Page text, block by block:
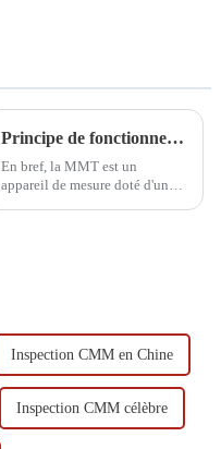
Principe de fonctionnement et caractéristiques de performance de la CMM
En bref, la MMT est un
appareil de mesure doté d'un
Inspection CMM en Chine
Inspection CMM célèbre